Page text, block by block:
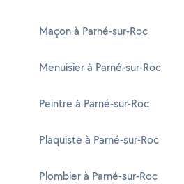
Maçon à Parné-sur-Roc
Menuisier à Parné-sur-Roc
Peintre à Parné-sur-Roc
Plaquiste à Parné-sur-Roc
Plombier à Parné-sur-Roc